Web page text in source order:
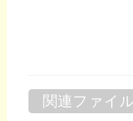
関連ファイ